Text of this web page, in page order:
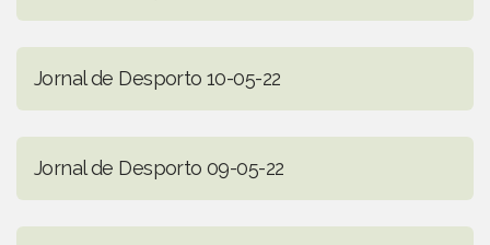
Jornal de Desporto 10-05-22
Jornal de Desporto 09-05-22